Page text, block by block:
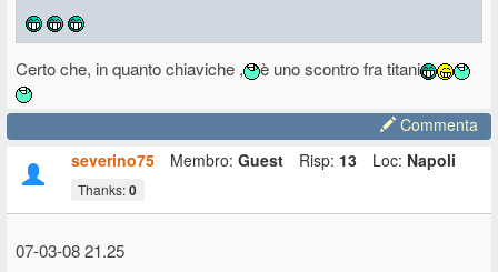
Certo che, in quanto chiaviche , è uno scontro fra titani
Commenta
severino75
Membro: Guest Risp: 13 Loc: Napoli
Thanks:0
07-03-08 21.25